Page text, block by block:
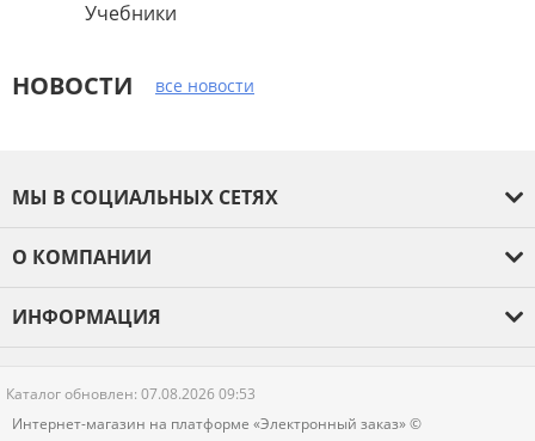
Учебники
НОВОСТИ все новости
МЫ В СОЦИАЛЬНЫХ СЕТЯХ
О КОМПАНИИ
Новости
ИНФОРМАЦИЯ
Каталог обновлен: 07.08.2026 09:53
Интернет-магазин на платформе «Электронный заказ» ©